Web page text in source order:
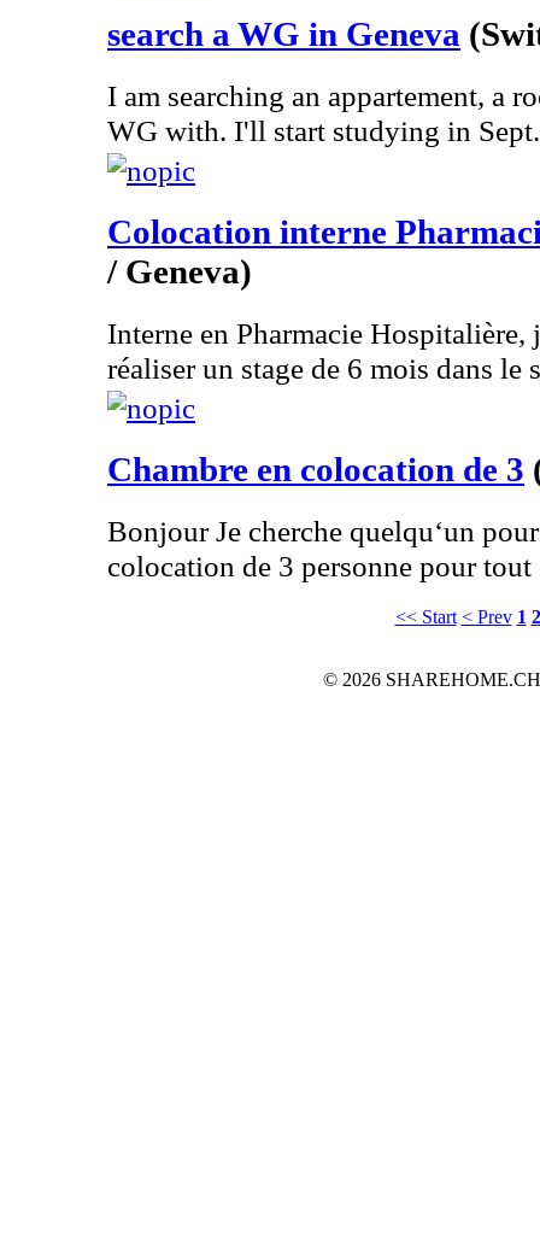
search a WG in Geneva
I am searching an appartement, a
WG with. I'll start studying in
Colocation interne
/ Geneva)
Interne en Pharmacie Hospitalière,
réaliser un stage de 6 mois dans le
Chambre en colocation de 3
Bonjour Je cherche quelqu‘un
colocation de 3 personne pour tout
<< Start < Prev 1 2
© 2026